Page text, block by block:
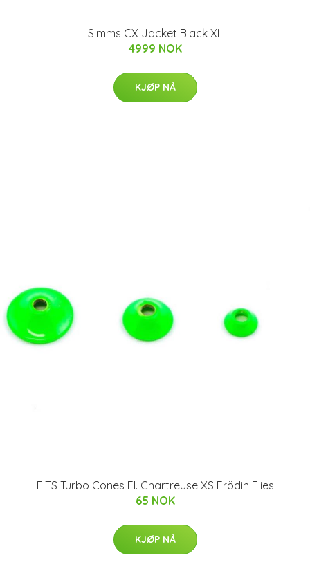
Simms CX Jacket Black XL
4999 NOK
KJØP NÅ
FITS Turbo Cones Fl. Chartreuse XS Frödin Flies
65 NOK
KJØP NÅ